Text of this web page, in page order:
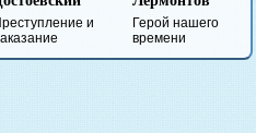
Герой нашего
времени
Анна Каренина